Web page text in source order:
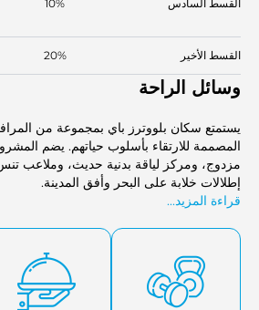
القسط السادس 10%
القسط الأخير 20%
وسائل الراحة
يستمتع سكان بلووترز باي بمجموعة من
المصممة للارتقاء بأسلوب حياتهم. يضم
مزدوج، ومركز لياقة بدنية حديث، وملاعب
إطلالات خلابة على البحر وأفق المدينة.
قراءة المزيد...